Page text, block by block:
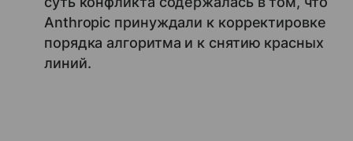
Anthropic принуждали к корректировке
порядка алгоритма и к снятию красных
линий.